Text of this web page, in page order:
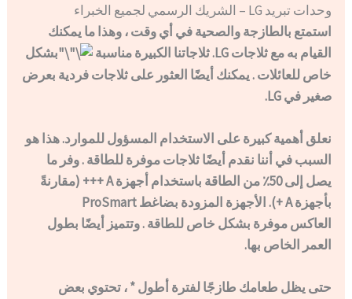
وحدات تبريد LG – الشريك الرسمي لجميع الخبراء
استمتع بالطازجة والصحية في أي وقت ، وهذا ما يمكنك
القيام به مع ثلاجات LG. ثلاجاتنا الكبيرة مناسبة
بشكل
خاص للعائلات . يمكنك أيضًا العثور على ثلاجات فردية بعرض
صغير في LG.
نعلق أهمية كبيرة على الاستخدام المسؤول للموارد. هذا هو
السبب في أننا نقدم أيضًا ثلاجات موفرة للطاقة . وفر ما
يصل إلى 50٪ من الطاقة باستخدام أجهزة A +++ (مقارنةً
بأجهزة A +). الأجهزة المزودة بضاغط ProSmart
العاكس موفرة بشكل خاص للطاقة . وتتميز أيضًا بطول
العمر الخاص بها.
حتى يظل طعامك طازجًا لفترة أطول * ، تحتوي بعض